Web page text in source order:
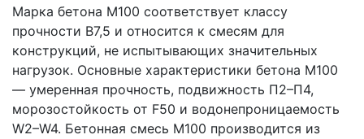
Марка бетона М100 соответствует классу
прочности В7,5 и относится к смесям для
конструкций, не испытывающих значительных
нагрузок. Основные характеристики бетона М100
— умеренная прочность, подвижность П2–П4,
морозостойкость от F50 и водонепроницаемость
W2–W4. Бетонная смесь М100 производится из